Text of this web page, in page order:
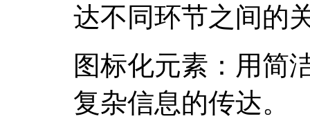
达不同环节之间的
图标化元素：用简
复杂信息的传达。